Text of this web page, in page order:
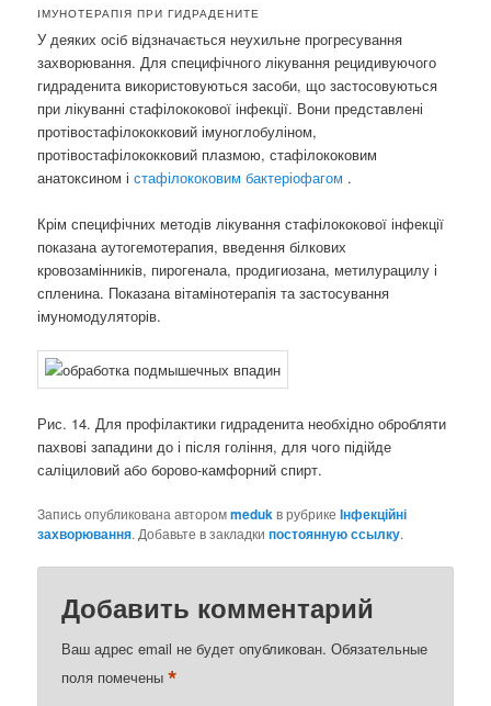
ІМУНОТЕРАПІЯ ПРИ ГИДРАДЕНИТЕ
У деяких осіб відзначається неухильне прогресування
захворювання. Для специфічного лікування рецидивуючого
гидраденита використовуються засоби, що застосовуються
при лікуванні стафілококової інфекції. Вони представлені
протівостафілококковий імуноглобуліном,
протівостафілококковий плазмою, стафілококовим
анатоксином істафілококовим бактеріофагом .
Крім специфічних методів лікування стафілококової інфекції
показана аутогемотерапия, введення білкових
кровозамінників, пирогенала, продигиозана, метилурацилу і
спленина. Показана вітамінотерапія та застосування
імуномодуляторів.
Рис. 14. Для профілактики гидраденита необхідно обробляти
пахвові западини до і після гоління, для чого підійде
саліциловий або борово-камфорний спирт.
Запись опубликована авторомmedukв рубрикеІнфекційні
захворювання. Добавьте в закладкипостоянную ссылку.
Добавить комментарий
Ваш адрес email не будет опубликован. Обязательные
поля помечены*